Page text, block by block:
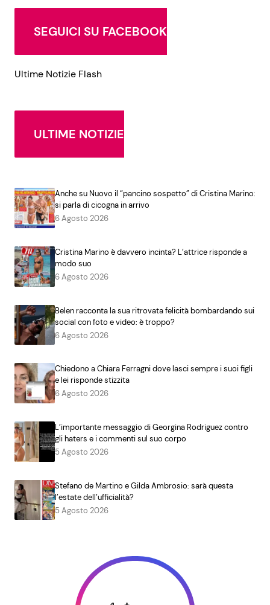
SEGUICI SU FACEBOOK
Ultime Notizie Flash
ULTIME NOTIZIE
Anche su Nuovo il “pancino sospetto” di Cristina Marino:
si parla di cicogna in arrivo
6 Agosto 2026
Cristina Marino è davvero incinta? L’attrice risponde a
modo suo
6 Agosto 2026
Belen racconta la sua ritrovata felicità bombardando sui
social con foto e video: è troppo?
6 Agosto 2026
Chiedono a Chiara Ferragni dove lasci sempre i suoi figli
e lei risponde stizzita
6 Agosto 2026
L’importante messaggio di Georgina Rodriguez contro
gli haters e i commenti sul suo corpo
5 Agosto 2026
Stefano de Martino e Gilda Ambrosio: sarà questa
l’estate dell’ufficialità?
5 Agosto 2026